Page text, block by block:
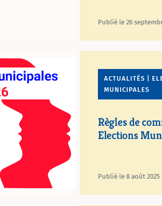
Publié le 26
ACTUALITÉS |
MUNICIPALES
Règles de
Elections
Publié le 8 août 2025